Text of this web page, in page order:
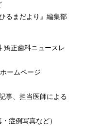
まだより』編集部
正歯科ニュースレ
ームページ
事、担当医師による
症例写真など）